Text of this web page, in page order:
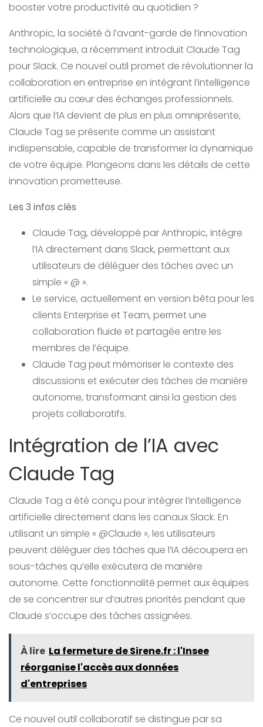
booster votre productivité au quotidien ?
Anthropic, la société à l’avant-garde de l’innovation
technologique, a récemment introduit Claude Tag
pour Slack. Ce nouvel outil promet de révolutionner la
collaboration en entreprise en intégrant l’intelligence
artificielle au cœur des échanges professionnels.
Alors que l’IA devient de plus en plus omniprésente,
Claude Tag se présente comme un assistant
indispensable, capable de transformer la dynamique
de votre équipe. Plongeons dans les détails de cette
innovation prometteuse.
Les 3 infos clés
Claude Tag, développé par Anthropic, intègre
l’IA directement dans Slack, permettant aux
utilisateurs de déléguer des tâches avec un
simple « @ ».
Le service, actuellement en version bêta pour les
clients Enterprise et Team, permet une
collaboration fluide et partagée entre les
membres de l’équipe.
Claude Tag peut mémoriser le contexte des
discussions et exécuter des tâches de manière
autonome, transformant ainsi la gestion des
projets collaboratifs.
Intégration de l’IA avec
Claude Tag
Claude Tag a été conçu pour intégrer l’intelligence
artificielle directement dans les canaux Slack. En
utilisant un simple « @Claude », les utilisateurs
peuvent déléguer des tâches que l’IA découpera en
sous-tâches qu’elle exécutera de manière
autonome. Cette fonctionnalité permet aux équipes
de se concentrer sur d’autres priorités pendant que
Claude s’occupe des tâches assignées.
À lire La fermeture de Sirene.fr : l'Insee
réorganise l'accès aux données
d'entreprises
Ce nouvel outil collaboratif se distingue par sa